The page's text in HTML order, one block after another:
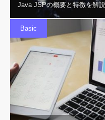
Java JSPの概要と特徴を解説
Basic